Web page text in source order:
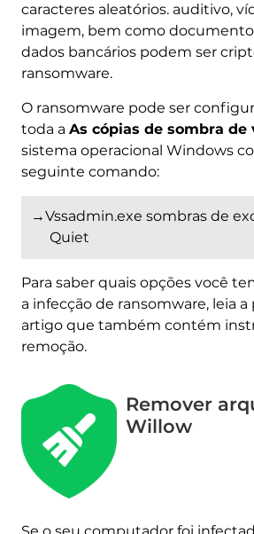
caracteres aleatórios. auditivo,
imagem, bem como
dados bancários podem ser
ransomware.
O ransomware pode ser
toda a As cópias de sombra de
sistema operacional Windows
seguinte comando:
→Vssadmin.exe sombras de
Quiet
Para saber quais opções você
a infecção de ransomware, leia
artigo que também contém
remoção.
Remover
Willow